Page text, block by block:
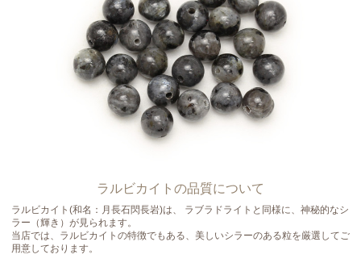
ラルビカイトの品質について
ラルビカイト(和名：月長石閃長岩)は、 ラブラドライトと同様に、神秘的なシ
ラー（輝き）が見られます。
当店では、ラルビカイトの特徴でもある、美しいシラーのある粒を厳選してご
用意しております。